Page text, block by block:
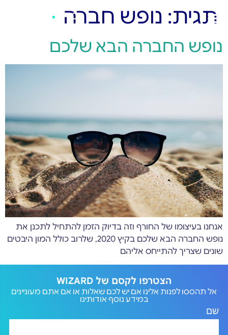
תגית: נופש חברה
נופש החברה הבא שלכם
אנחנו בעיצומו של החורף וזה בדיוק הזמן להתחיל לתכנן את
נופש החברה הבא שלכם בקיץ 2020, שלרוב כולל המון היבטים
שונים שצריך להתייחס אליהם
הצטרפו לקסם של WIZARD
אל תהססו לפנות אלינו אם יש לכם שאלות או אם אתם מעוניינים
במידע נוסף אודותינו
שם